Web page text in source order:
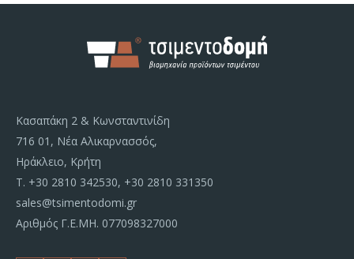
Κασαπάκη 2 & Κωνσταντινίδη
716 01, Νέα Αλικαρνασσός,
Ηράκλειο, Κρήτη
Τ. +30 2810 342530, +30 2810 331350
sales@tsimentodomi.gr
Αριθμός Γ.Ε.ΜΗ. 077098327000